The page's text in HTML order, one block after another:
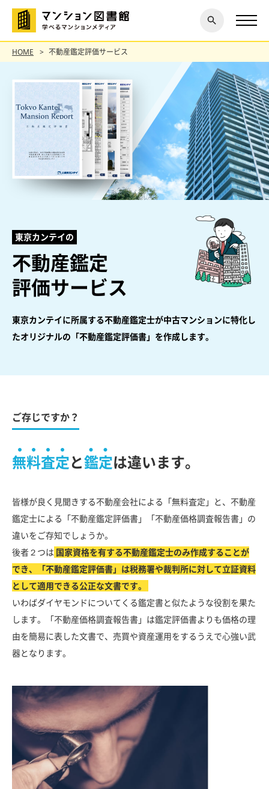
探す
閉じ
る
HOME 不動産鑑定評価サービス
東京カンテイの
不動産鑑定
評価サービス
東京カンテイに所属する不動産鑑定士が中古マンションに特化し
たオリジナルの「不動産鑑定評価書」を作成します。
ご存じですか？
無料査定と鑑定は違います。
皆様が良く見聞きする不動産会社による「無料査定」と、不動産
鑑定士による「不動産鑑定評価書」「不動産価格調査報告書」の
違いをご存知でしょうか。
後者２つは 国家資格を有する不動産鑑定士のみ作成することが
でき、「不動産鑑定評価書」は税務署や裁判所に対して立証資料
として適用できる公正な文書です。
いわばダイヤモンドについてくる鑑定書と似たような役割を果た
します。「不動産価格調査報告書」は鑑定評価書よりも価格の理
由を簡易に表した文書で、売買や資産運用をするうえで心強い武
器となります。